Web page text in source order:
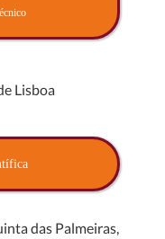
Lisboa
das Palmeiras,